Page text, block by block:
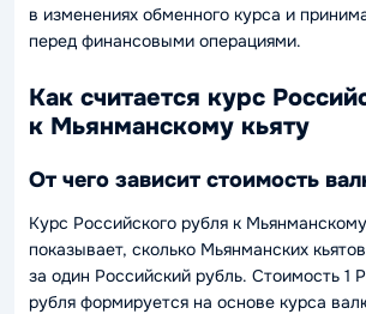
в изменениях обменного курса и
перед финансовыми операциями.
Как считается курс
к Мьянманскому кьяту
От чего зависит стоимость
Курс Российского рубля к
показывает, сколько Мьянманских
за один Российский рубль. Стоимость 1
рубля формируется на основе курса